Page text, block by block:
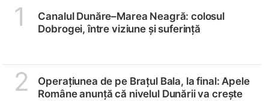
1
Canalul Dunăre–Marea Neagră: colosul
Dobrogei, între viziune și suferință
2
Operațiunea de pe Brațul Bala, la final: Apele
Române anunță că nivelul Dunării va crește